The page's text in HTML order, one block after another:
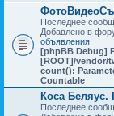
Последнее
Добавлено в
объявления
[phpBB Debug]
[ROOT]/vendor/
count():
Countable
Коса Беляус.
Последнее